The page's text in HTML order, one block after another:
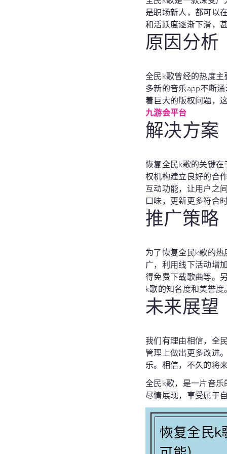
是职场新人，都可以
和活跃度逐渐下滑，
原因分析
全民k歌曾经的热度
多新的音乐app不断
着巨大的版权问题，
九游会平台
解决方案
恢复全民k歌的关键
权机构建立良好的合
互动功能，让用户之
口味，更新更多符合
推广策略
为了恢复全民k歌的
广，利用线下活动增
得免费下载歌曲等。
k歌的知名度和美誉度
未来展望
我们有理由相信，全
管理上做出更多改进
乐。相信，不久的将
全民k歌，是一片音
尽情展现，享受属于